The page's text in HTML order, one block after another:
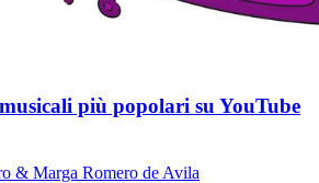
più popolari su YouTube
& Marga Romero de Avila